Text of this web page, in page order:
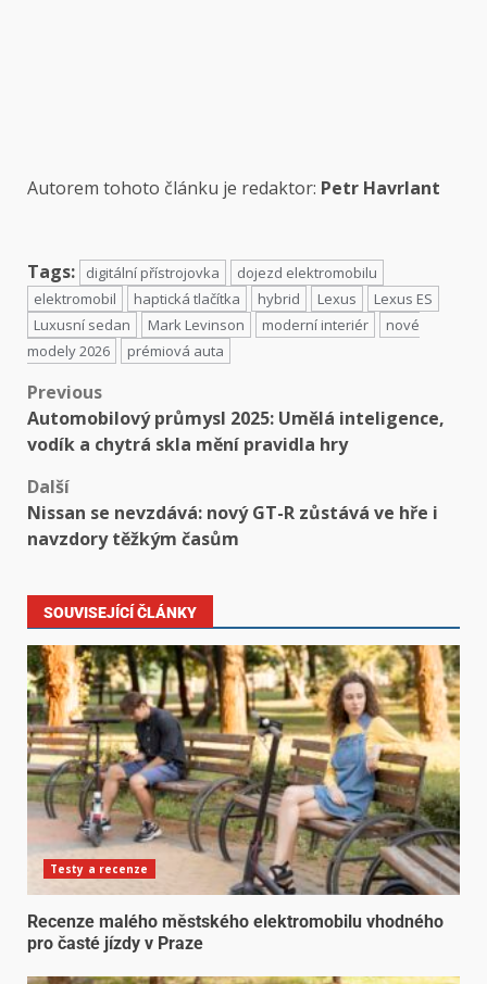
Autorem tohoto článku je redaktor: Petr Havrlant
Tags: digitální přístrojovka
dojezd elektromobilu
elektromobil
haptická tlačítka hybrid Lexus
Lexus ES
Luxusní sedan
Mark Levinson moderní interiér
nové
modely 2026
prémiová auta
Previous
Automobilový průmysl 2025: Umělá inteligence,
vodík a chytrá skla mění pravidla hry
Další
Nissan se nevzdává: nový GT-R zůstává ve hře i
navzdory těžkým časům
SOUVISEJÍCÍ ČLÁNKY
Testy a recenze
Recenze malého městského elektromobilu vhodného
pro časté jízdy v Praze